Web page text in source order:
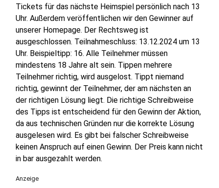
Tickets für das nächste Heimspiel persönlich nach 13
Uhr. Außerdem veröffentlichen wir den Gewinner auf
unserer Homepage. Der Rechtsweg ist
ausgeschlossen. Teilnahmeschluss: 13.12.2024 um 13
Uhr. Beispieltipp: 16. Alle Teilnehmer müssen
mindestens 18 Jahre alt sein. Tippen mehrere
Teilnehmer richtig, wird ausgelost. Tippt niemand
richtig, gewinnt der Teilnehmer, der am nächsten an
der richtigen Lösung liegt. Die richtige Schreibweise
des Tipps ist entscheidend für den Gewinn der Aktion,
da aus technischen Gründen nur die korrekte Lösung
ausgelesen wird. Es gibt bei falscher Schreibweise
keinen Anspruch auf einen Gewinn. Der Preis kann nicht
in bar ausgezahlt werden.
Anzeige